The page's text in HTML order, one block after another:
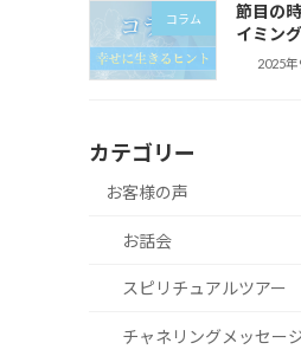
コラム
節目の
イミング
2025
カテゴリー
お客様の声
お話会
スピリチュアルツアー
チャネリングメッセー